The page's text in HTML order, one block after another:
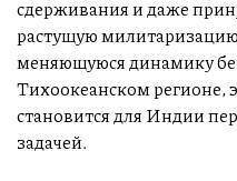
сдерживания и даже
растущую
меняющуюся динамику
Тихоокеанском регионе,
становится для Индии
задачей.